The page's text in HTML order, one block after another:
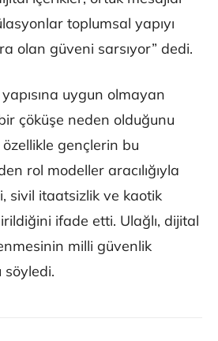
toplumsal yapıyı
olan güveni sarsıyor” dedi.
uygun olmayan
çöküşe neden olduğunu
gençlerin bu
rol modeller aracılığıyla
sivil itaatsizlik ve kaotik
ifade etti. Ulağlı, dijital
milli güvenlik
söyledi.